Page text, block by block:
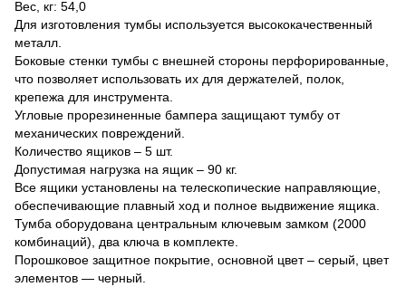
Вес, кг: 54,0
Для изготовления тумбы используется высококачественный
металл.
Боковые стенки тумбы с внешней стороны перфорированные,
что позволяет использовать их для держателей, полок,
крепежа для инструмента.
Угловые прорезиненные бампера защищают тумбу от
механических повреждений.
Количество ящиков – 5 шт.
Допустимая нагрузка на ящик – 90 кг.
Все ящики установлены на телескопические направляющие,
обеспечивающие плавный ход и полное выдвижение ящика.
Тумба оборудована центральным ключевым замком (2000
комбинаций), два ключа в комплекте.
Порошковое защитное покрытие, основной цвет – серый, цвет
элементов — черный.